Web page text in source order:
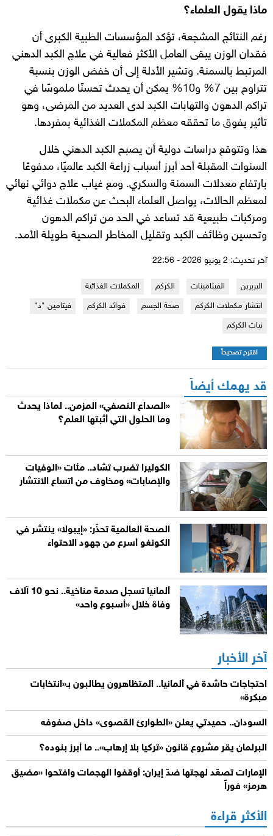
ماذا يقول العلماء؟
رغم النتائج المشجعة، تؤكد المؤسسات الطبية الكبرى أن
فقدان الوزن يبقى العامل الأكثر فعالية في علاج الكبد الدهني
المرتبط بالسمنة. وتشير الأدلة إلى أن خفض الوزن بنسبة
تتراوح بين 7% و10% يمكن أن يحدث تحسنًا ملموسًا في
تراكم الدهون والتهابات الكبد لدى العديد من المرضى، وهو
تأثير يفوق ما تحققه معظم المكملات الغذائية بمفردها.
هذا وتتوقع دراسات دولية أن يصبح الكبد الدهني خلال
السنوات المقبلة أحد أبرز أسباب زراعة الكبد عالميًا، مدفوعًا
بارتفاع معدلات السمنة والسكري. ومع غياب علاج دوائي نهائي
لمعظم الحالات، يواصل العلماء البحث عن مكملات غذائية
ومركبات طبيعية قد تساعد في الحد من تراكم الدهون
وتحسين وظائف الكبد وتقليل المخاطر الصحية طويلة الأمد.
آخر تحديث: 2 يونيو 2026 - 22:56
البربرين الفيتامينات الكركم
المكملات الغذائية
انتشار مكملات الكركم
صحة الجسم فوائد الكركم
فيتامين "د"
نبات الكركم
اقترح تصحيحاً
قد يهمك أيضاً
«الصداع النصفي» المزمن.. لماذا يحدث
وما الحلول التي أثبتها العلم؟
الكوليرا تضرب تشاد.. مئات «الوفيات
والإصابات» ومخاوف من اتساع الانتشار
الصحة العالمية تحذّر: «إيبولا» ينتشر في
الكونغو أسرع من جهود الاحتواء
ألمانيا تسجل صدمة مناخية.. نحو 10 آلاف
وفاة خلال «أسبوع واحد»
آخر الأخبار
احتجاجات حاشدة في ألمانيا.. المتظاهرون يطالبون بـ«انتخابات
مبكرة»
السودان.. حميدتي يعلن «الطوارئ القصوى» داخل صفوفه
البرلمان يقر مشروع قانون «تركيا بلا إرهاب».. ما أبرز بنوده؟
الإمارات تصعّد لهجتها ضدّ إيران: أوقفوا الهجمات وافتحوا «مضيق
هرمز» فوراً
الأكثر قراءة